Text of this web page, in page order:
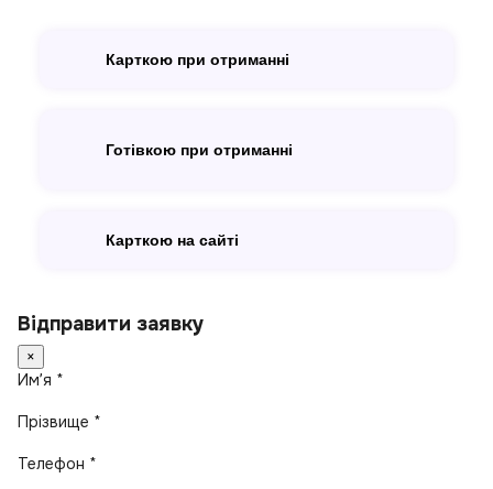
Карткою при отриманні
Готівкою при отриманні
Карткою на сайті
Відправити заявку
×
Имʼя *
Прізвище *
Телефон *